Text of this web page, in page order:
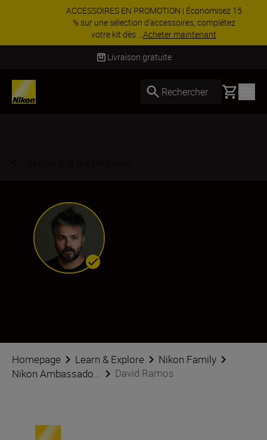
ACCESSOIRES EN PROMOTION | Économisez 15
% sur une sélection d’accessoires, complétez
votre kit dès ... Acheter maintenant
Livraison sous 4 à 6 jours ouvrés
Rechercher Basket
Homepage Learn & Explore
Nikon Family
Nikon Ambassado...
David Ramos